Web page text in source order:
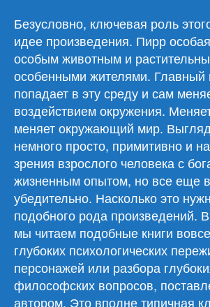
Безусловно, ключевая роль
идее произведения. Пирр
особым животным и
особенными жителями. Главный
попадает в эту среду и сам
воздействием окружения.
меняет окружающий мир.
немного просто, примитивно и
зрения взрослого человека с
жизненным опытом, но все еще
убедительно. Насколько это
подобного рода произведений.
мы читаем подобные книги
глубоких психологических
персонажей или разбора
философских вопросов,
автором. Это вполне типичная